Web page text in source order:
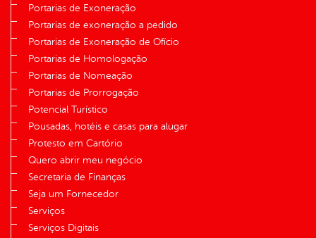
Portarias de Exoneração
Portarias de exoneração a pedido
Portarias de Exoneração de Ofício
Portarias de Homologação
Portarias de Nomeação
Portarias de Prorrogação
Potencial Turístico
Pousadas, hotéis e casas para alugar
Protesto em Cartório
Quero abrir meu negócio
Secretaria de Finanças
Seja um Fornecedor
Serviços
Serviços Digitais